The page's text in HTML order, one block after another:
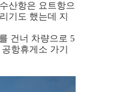
산항은 요트항으
기도 했는데 지
건너 차량으로 5
항휴게소 가기